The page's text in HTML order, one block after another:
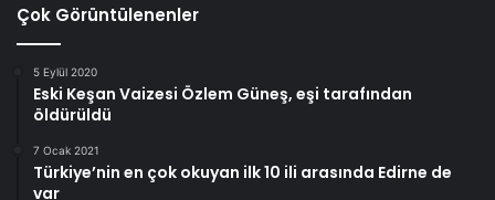
Çok Görüntülenenler
5 Eylül 2020
Eski Keşan Vaizesi Özlem Güneş, eşi tarafından
öldürüldü
7 Ocak 2021
Türkiye’nin en çok okuyan ilk 10 ili arasında Edirne de
var